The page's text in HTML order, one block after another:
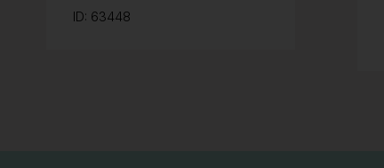
ID: 63448